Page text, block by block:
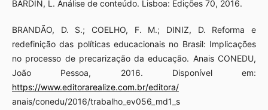
BARDIN, L. Análise de conteúdo. Lisboa: Edições 70, 2016.
BRANDÃO, D. S.; COELHO, F. M.; DINIZ, D. Reforma e
redefinição das políticas educacionais no Brasil: Implicações
no processo de precarização da educação. Anais CONEDU,
João Pessoa, 2016. Disponível em:
https://www.editorarealize.com.br/editora/
anais/conedu/2016/trabalho_ev056_md1_s